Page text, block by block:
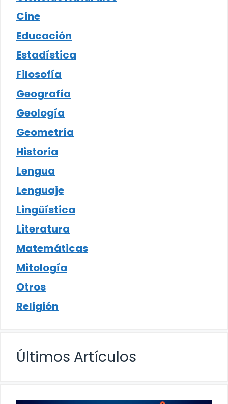
Cine
Educación
Estadística
Filosofía
Geografía
Geología
Geometría
Historia
Lengua
Lenguaje
Lingüística
Literatura
Matemáticas
Mitología
Otros
Religión
Últimos Artículos